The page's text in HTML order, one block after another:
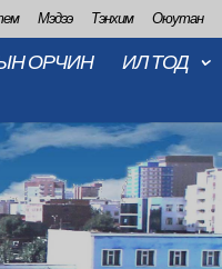
Мэдээ Тэнхим Оюутан
ОРЧИН ИЛ ТОД